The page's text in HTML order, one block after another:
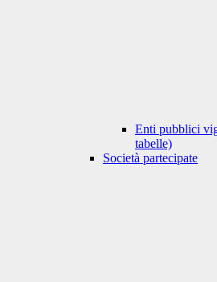
Enti pubblici
tabelle)
Società partecipate